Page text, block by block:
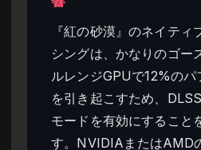
『紅の砂漠』のネイティ
シングは、かなりのゴー
ルレンジGPUで12%のパ
を引き起こすため、
モードを有効にすること
す。NVIDIAまたはAMD